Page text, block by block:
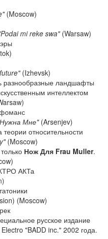
(Moscow)
mi reke swa"(Warsaw)
(Izhevsk)
разнообразные ландшафты
интеллектом
Мне"(Arsenjev)
относительности
(Moscow)
Нож Для Frau Muller.
АКТа
(Moscow)
русское издание
"BADD inc." 2002 года.